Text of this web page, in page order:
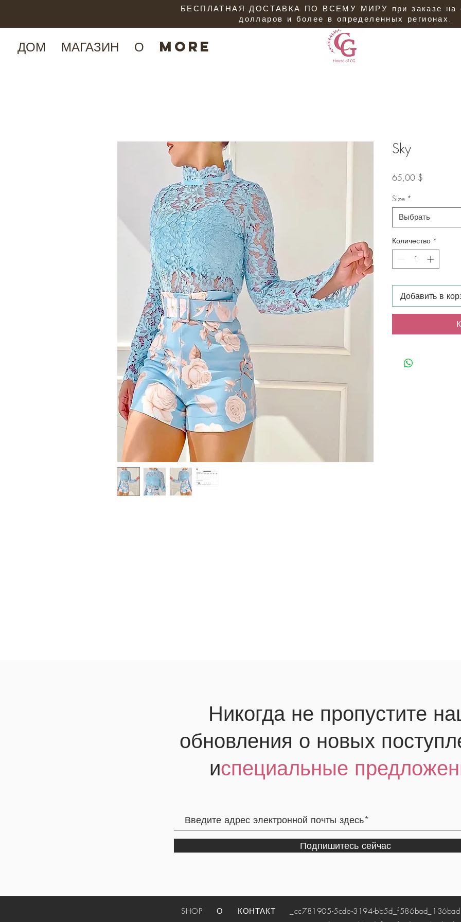
ДОМ МАГАЗИН О More
БЕСПЛАТНАЯ ДОСТАВКА ПО ВСЕМУ МИРУ при заказе на
долларов и более в определенных регионах.
Sky
65,00 $
Size *
Выбрать
Количество *
Добавить в
Никогда не пропустите
обновления о новых
испециальные
Подпишитесь сейчас
SHOP О КОНТАКТ _cc781905-5cde-3194-